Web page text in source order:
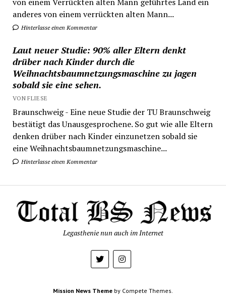
von einem Verrückten alten Mann geführtes Land ein
anderes von einem verrückten alten Mann...
Hinterlasse einen Kommentar
Laut neuer Studie: 90% aller Eltern denkt
drüber nach Kinder durch die
Weihnachtsbaumnetzungsmaschine zu jagen
sobald sie eine sehen.
VON FLIESE
Braunschweig - Eine neue Studie der TU Braunschweig
bestätigt das Unausgesprochene. So gut wie alle Eltern
denken drüber nach Kinder einzunetzen sobald sie
eine Weihnachtsbaumnetzungsmaschine...
Hinterlasse einen Kommentar
Legasthenie nun auch im Internet
Mission News Theme by Compete Themes.